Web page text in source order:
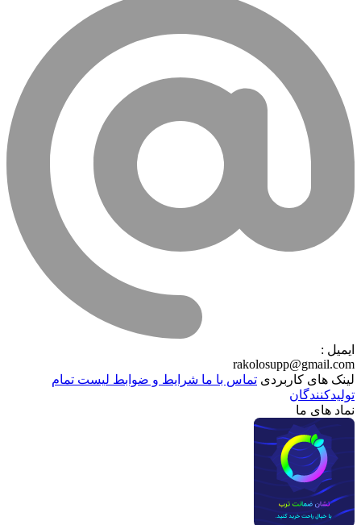
ایمیل :
rakolosupp@gmail.com
لینک های کاربردی تماس با ماشرایط و ضوابطلیست تمام
تولیدکنندگان
نماد های ما